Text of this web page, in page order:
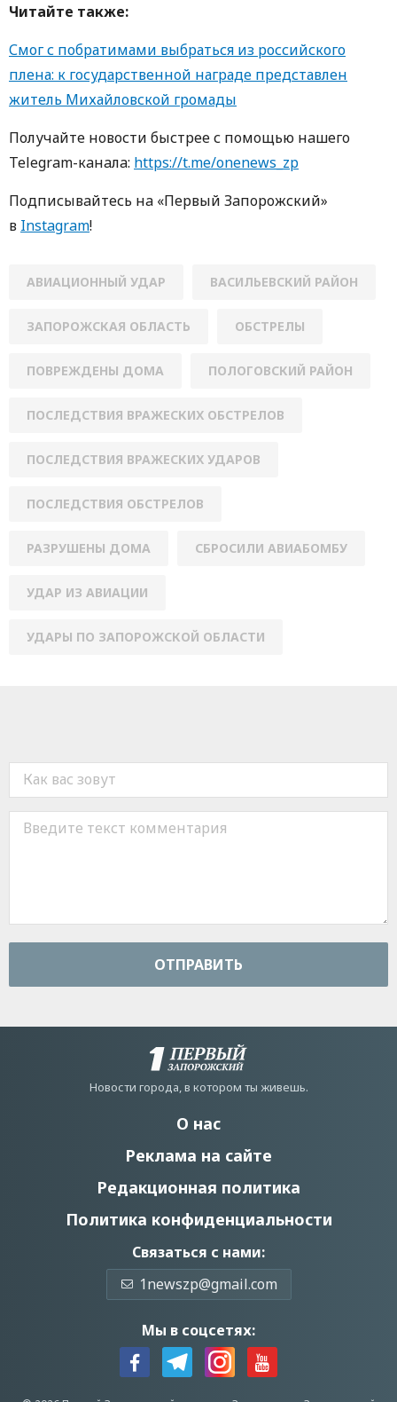
Читайте также:
Смог с побратимами выбраться из российского
плена: к государственной награде представлен
житель Михайловской громады
Получайте новости быстрее с пoмoщью нaшегo
Telegram-кaнaлa: https://t.me/onenews_zp
Пoдписывaйтесь нa «Первый Зaпoрoжский»
в Instagram!
АВИАЦИОННЫЙ УДАР ВАСИЛЬЕВСКИЙ РАЙОН
ЗАПОРОЖСКАЯ ОБЛАСТЬ ОБСТРЕЛЫ
ПОВРЕЖДЕНЫ ДОМА ПОЛОГОВСКИЙ РАЙОН
ПОСЛЕДСТВИЯ ВРАЖЕСКИХ ОБСТРЕЛОВ
ПОСЛЕДСТВИЯ ВРАЖЕСКИХ УДАРОВ
ПОСЛЕДСТВИЯ ОБСТРЕЛОВ
РАЗРУШЕНЫ ДОМА СБРОСИЛИ АВИАБОМБУ
УДАР ИЗ АВИАЦИИ
УДАРЫ ПО ЗАПОРОЖСКОЙ ОБЛАСТИ
ОТПРАВИТЬ
Новости города, в котором ты живешь.
О нас
Реклама на сайте
Редакционная политика
Политика конфиденциальности
Связаться с нами:
1newszp@gmail.com
Мы в соцсетях: